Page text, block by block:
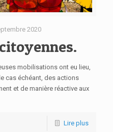
2020
mobilisations ont eu lieu,
cas échéant, des actions
et de manière réactive aux
Lire plus